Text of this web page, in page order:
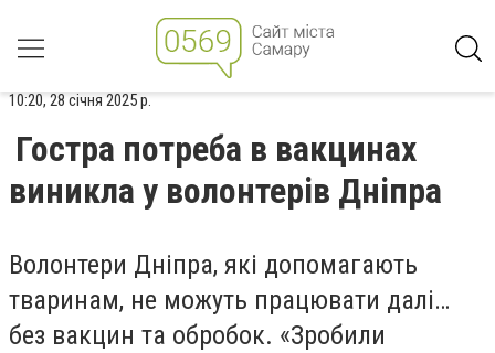
10:20, 28 січня 2025 р.
Гостра потреба в вакцинах
виникла у волонтерів Дніпра
Волонтери Дніпра, які допомагають
тваринам, не можуть працювати далі…
без вакцин та обробок. «Зробили